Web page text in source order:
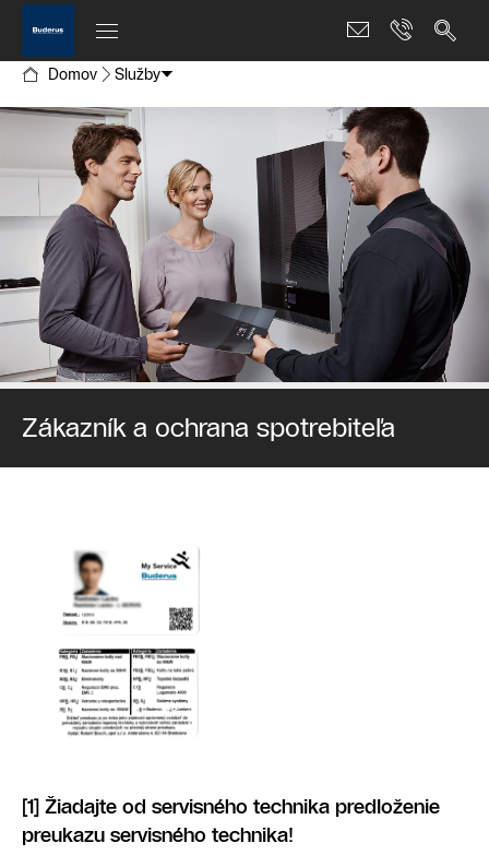
Domov Služby
Zákazník a ochrana spotrebiteľa
[1] Žiadajte od servisného technika predloženie
preukazu servisného technika!